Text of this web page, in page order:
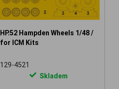
HP.52 Hampden Wheels 1/48 /
for ICM Kits
129-4521
Skladem